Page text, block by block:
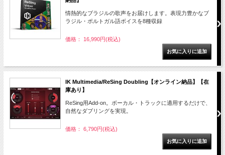
情熱的なブラジルの歌声をお届けします。表現力豊かなブ
ラジル・ポルトガル語ボイスを8種収録
価格： 16,990円(税込)
IK Multimedia/ReSing Doubling【オンライン納品】【在
庫あり】
ReSing用Add-on。ボーカル・トラックに適用するだけで、
自然なダブリングを実現。
価格： 6,790円(税込)